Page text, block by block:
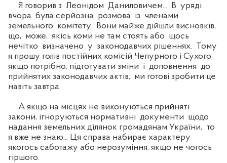
Я говорив з Леонідом Даниловичем... В уряді
вчора була серйозна розмова із членами
земельного комітету. Вони майже дійшли висновків,
що, може, якісь коми не там стоять або щось
нечітко визначено у законодавчих рішеннях. Тому
я прошу голів постійних комісій Чепурного і Сухого,
якщо потрібно, підготувати зміни і доповнення до
прийнятих законодавчих актів, ми готові зробити це
навіть завтра.
А якщо на місцях не виконуються прийняті
закони, ігноруються нормативні документи щодо
надання земельних ділянок громадянам України, то
я вже не знаю... Ця справа набирає характеру
якогось саботажу або нерозуміння, якщо не чогось
гіршого.